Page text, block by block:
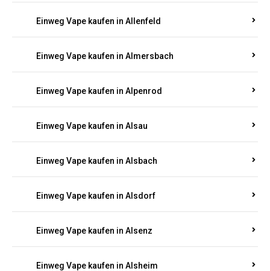
Einweg Vape kaufen in Allenfeld
Einweg Vape kaufen in Almersbach
Einweg Vape kaufen in Alpenrod
Einweg Vape kaufen in Alsau
Einweg Vape kaufen in Alsbach
Einweg Vape kaufen in Alsdorf
Einweg Vape kaufen in Alsenz
Einweg Vape kaufen in Alsheim